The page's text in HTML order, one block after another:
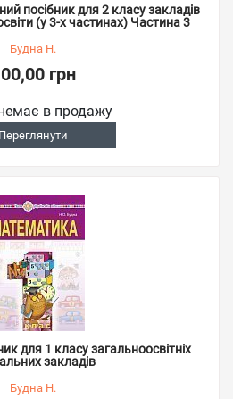
посібник для 2 класу закладів
(у 3-х частинах) Частина 3
Будна Н.
грн
в продажу
Переглянути
для 1 класу загальноосвітніх
закладів
Будна Н.